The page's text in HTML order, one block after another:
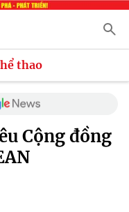
thao
Cộng đồng